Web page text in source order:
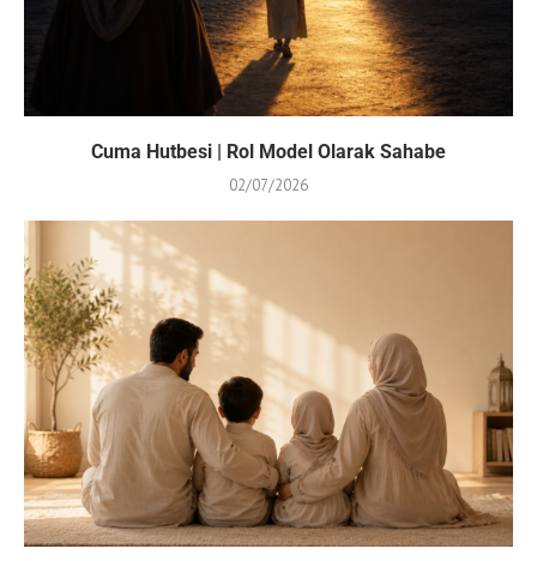
Cuma Hutbesi | Rol Model Olarak Sahabe
02/07/2026